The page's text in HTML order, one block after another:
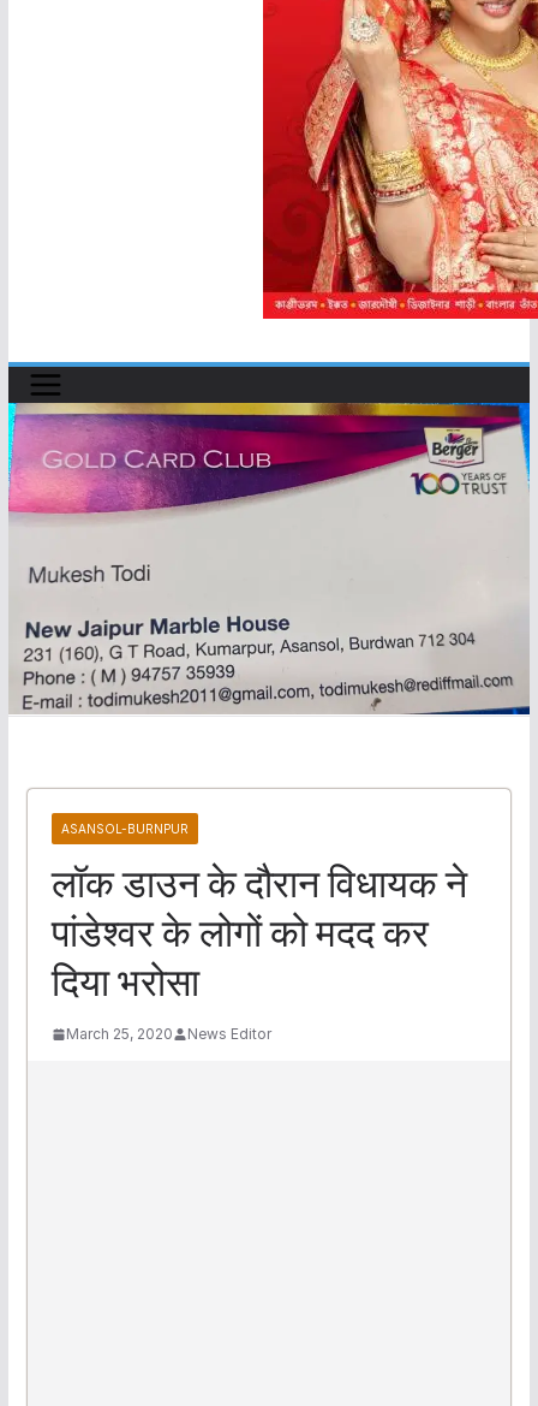
ASANSOL-BURNPUR
लॉक डाउन के दौरान विधायक ने
पांडेश्वर के लोगों को मदद कर
दिया भरोसा
March 25, 2020 News Editor